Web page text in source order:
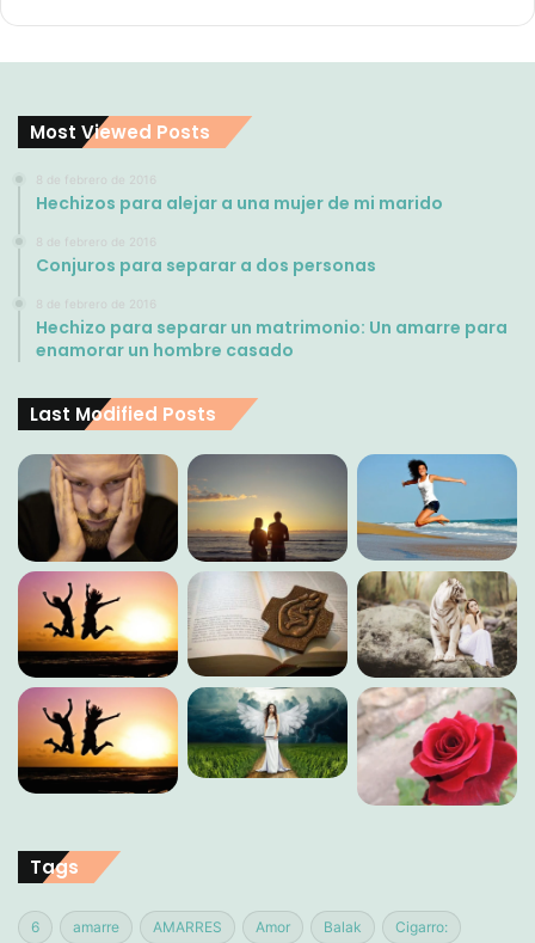
Most Viewed Posts
8 de febrero de 2016
Hechizos para alejar a una mujer de mi marido
8 de febrero de 2016
Conjuros para separar a dos personas
8 de febrero de 2016
Hechizo para separar un matrimonio: Un amarre para
enamorar un hombre casado
Last Modified Posts
Tags
6 amarre AMARRES Amor Balak Cigarro: